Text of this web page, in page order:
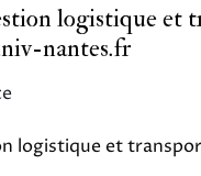
logistique et
nantes.fr
logistique et